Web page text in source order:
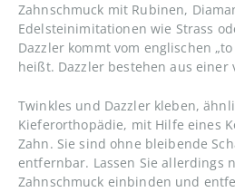
Zahnschmuck mit Rubinen,
Edelsteinimitationen wie Strass
Dazzler kommt vom englischen
heißt. Dazzler bestehen aus einer
Twinkles und Dazzler kleben,
Kieferorthopädie, mit Hilfe eines
Zahn. Sie sind ohne bleibende
entfernbar. Lassen Sie allerdings
Zahnschmuck einbinden und